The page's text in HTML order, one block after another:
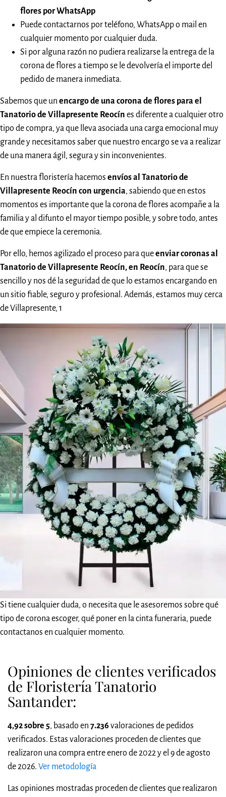
flores por WhatsApp
Puede contactarnos por teléfono, WhatsApp o mail en
cualquier momento por cualquier duda.
Si por alguna razón no pudiera realizarse la entrega de la
corona de flores a tiempo se le devolvería el importe del
pedido de manera inmediata.
Sabemos que un encargo de una corona de flores para el
Tanatorio de Villapresente Reocín es diferente a cualquier otro
tipo de compra, ya que lleva asociada una carga emocional muy
grande y necesitamos saber que nuestro encargo se va a realizar
de una manera ágil, segura y sin inconvenientes.
En nuestra floristería hacemos envíos al Tanatorio de
Villapresente Reocín con urgencia, sabiendo que en estos
momentos es importante que la corona de flores acompañe a la
familia y al difunto el mayor tiempo posible, y sobre todo, antes
de que empiece la ceremonia.
Por ello, hemos agilizado el proceso para queenviar coronas al
Tanatorio de Villapresente Reocín, en Reocín, para que se
sencillo y nos dé la seguridad de que lo estamos encargando en
un sitio fiable, seguro y profesional. Además, estamos muy cerca
de Villapresente, 1
Si tiene cualquier duda, o necesita que le asesoremos sobre qué
tipo de corona escoger, qué poner en la cinta funeraria, puede
contactanos en cualquier momento.
Opiniones de clientes verificados
de Floristería Tanatorio
Santander:
4,92 sobre 5, basado en 7.236 valoraciones de pedidos
verificados. Estas valoraciones proceden de clientes que
realizaron una compra entre enero de 2022 y el 9 de agosto
de 2026. Ver metodología
Las opiniones mostradas proceden de clientes que realizaron